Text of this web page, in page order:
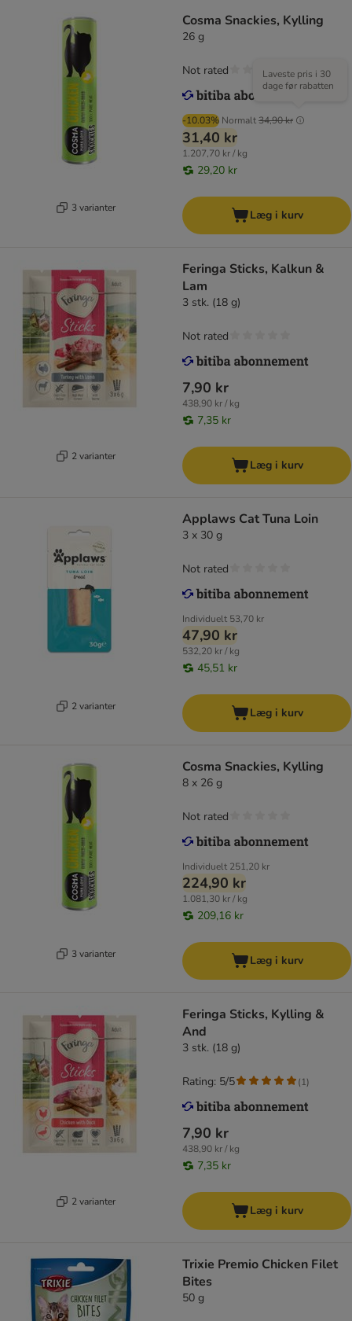
3 varianter
Cosma Snackies, Kylling
26 g
-10.03% Normalt34,90 kr
Laveste pris i 30
dage før rabatten
31,40 kr
1.207,70 kr / kg
29,20 kr
Not rated
Læg i kurv
2 varianter
Feringa Sticks, Kalkun &
Lam
3 stk. (18 g)
7,90 kr
438,90 kr / kg
7,35 kr
Not rated
Læg i kurv
2 varianter
Applaws Cat Tuna Loin
3 x 30 g
Individuelt 53,70 kr
47,90 kr
532,20 kr / kg
45,51 kr
Not rated
Læg i kurv
3 varianter
Cosma Snackies, Kylling
8 x 26 g
Individuelt 251,20 kr
224,90 kr
1.081,30 kr / kg
209,16 kr
Not rated
Læg i kurv
2 varianter
Feringa Sticks, Kylling &
And
3 stk. (18 g)
7,90 kr
438,90 kr / kg
7,35 kr
Rating: 5/5 (1)
Læg i kurv
Trixie Premio Chicken Filet
Bites
50 g